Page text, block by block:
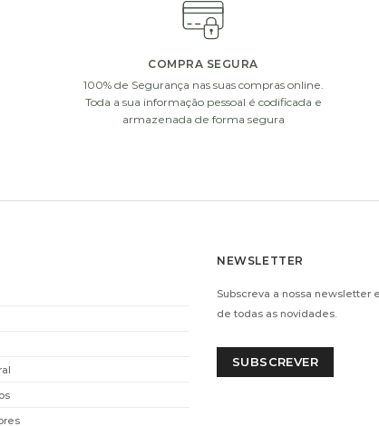
com vasos de vidro, chocolates ou uma garrafa de
i
VELA VILA HERMANOS
COMPRA SEGURA
100% de Segurança nas suas compras online.
Toda a sua informação pessoal é codificada e
armazenada de forma segura
NEWSLETTER
Subscreva a nossa newsletter
de todas as novidades.
SUBSCREVER